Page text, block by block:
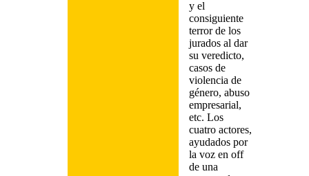
y el
consiguiente
terror de los
jurados al dar
su veredicto,
casos de
violencia de
género, abuso
empresarial,
etc. Los
cuatro actores,
ayudados por
la voz en off
de una